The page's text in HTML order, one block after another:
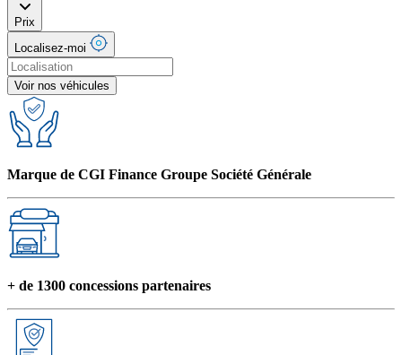
Prix
Localisez-moi
Voir nos véhicules
Marque de CGI Finance Groupe Société Générale
+ de 1300 concessions partenaires